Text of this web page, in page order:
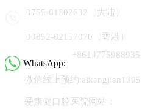
0755-61302632（大陆）
00852-62157070（香港）
WhatsApp:
+8614775988935
微信线上预约:aikangjian1995
爱康健口腔医院网站：